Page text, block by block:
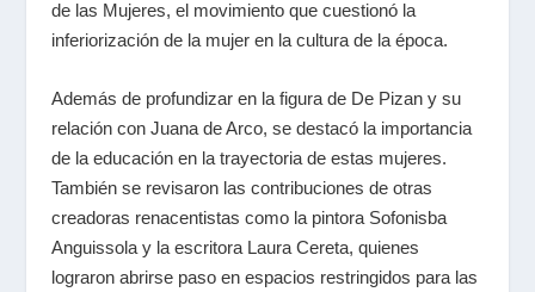
de las Mujeres, el movimiento que cuestionó la
inferiorización de la mujer en la cultura de la época.
Además de profundizar en la figura de De Pizan y su
relación con Juana de Arco, se destacó la importancia
de la educación en la trayectoria de estas mujeres.
También se revisaron las contribuciones de otras
creadoras renacentistas como la pintora Sofonisba
Anguissola y la escritora Laura Cereta, quienes
lograron abrirse paso en espacios restringidos para las